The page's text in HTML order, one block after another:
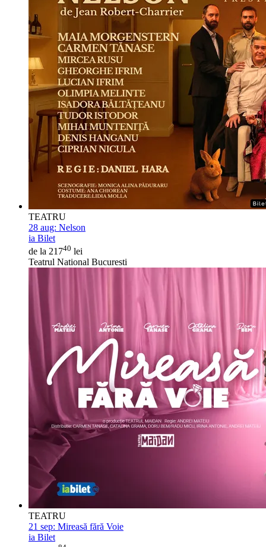
TEATRU
28 aug: Nelson
ia Bilet
de la 21740 lei
Teatrul National Bucuresti
TEATRU
21 sep: Mireasă fără Voie
ia Bilet